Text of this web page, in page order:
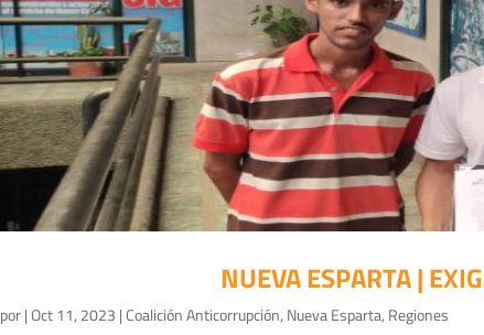
NUEVA ESPARTA |
por|Oct 11, 2023 |Coalición Anticorrupción, Nueva Esparta, Regiones